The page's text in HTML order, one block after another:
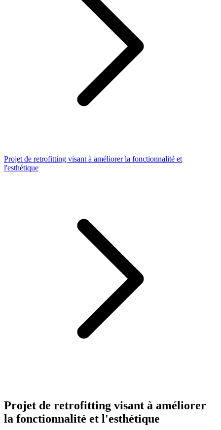
Projet de retrofitting visant à améliorer la fonctionnalité et
l'esthétique
Projet de retrofitting visant à améliorer
la fonctionnalité et l'esthétique